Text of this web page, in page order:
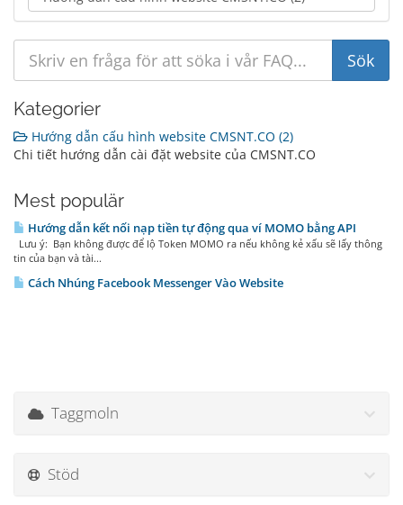
Kategorier
Hướng dẫn cấu hình website CMSNT.CO (2)
Chi tiết hướng dẫn cài đặt website của CMSNT.CO
Mest populär
Hướng dẫn kết nối nạp tiền tự động qua ví MOMO bằng API
Lưu ý: Bạn không được để lộ Token MOMO ra nếu không kẻ xấu sẽ lấy thông
tin của bạn và tài...
Cách Nhúng Facebook Messenger Vào Website
Taggmoln
Stöd